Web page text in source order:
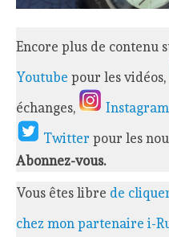
Encore plus de contenu
Youtube pour les vidéos,
échanges,
Twitterpour les
Abonnez-vous.
Vous êtes libre de
chez mon partenaire i-